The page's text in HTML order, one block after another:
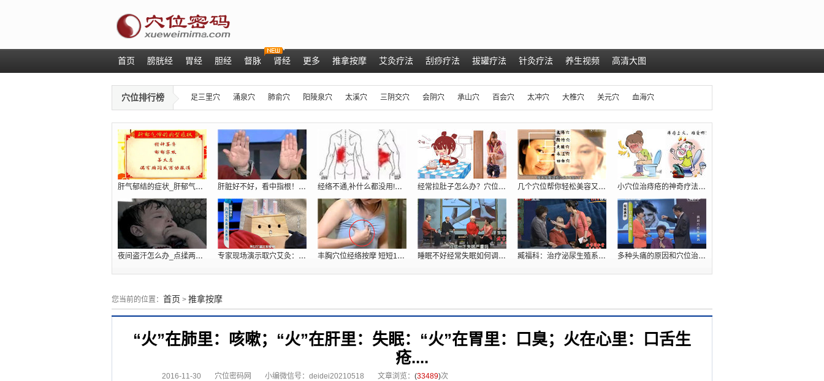
首页 膀胱经 胃经 胆经 督脉 肾经 更多 推拿按摩 艾灸疗法 刮痧疗法 拔罐疗法 针灸疗法 养生视频 高清大图
穴位排行榜 足三里穴 涌泉穴 肺俞穴 阳陵泉穴 太溪穴 三阴交穴 会阴穴 承山穴 百会穴 太冲穴 大椎穴 关元穴 血海穴
肝气郁结的症状_肝郁气滞吃什么_肝火旺 肝脏好不好，看中指根！ 肝脏不好的症状 经络不通,补什么都没用!只用一招:经络 经常拉肚子怎么办？穴位密码抓住根本给你 几个穴位帮你轻松美容又减肥（瘦肚腩） 小穴位治痔疮的神奇疗法【十人九痔，先收
夜间盗汗怎么办_点揉两个穴位巧治肾虚 专家现场演示取穴艾灸：调理胃痛、五更泻 丰胸穴位经络按摩 短短10分钟跳两罩杯[ 睡眠不好经常失眠如何调理_穴位提高睡 臧福科：治疗泌尿生殖系统疾病的五大穴位 多种头痛的原因和穴位治疗方法
您当前的位置： 首页 > 推拿按摩
“火”在肺里：咳嗽；“火”在肝里：失眠：“火”在胃里：口臭；火在心里：口舌生
疮....
2016-11-30 穴位密码网 小编微信号：deidei20210518 文章浏览： (33489)次